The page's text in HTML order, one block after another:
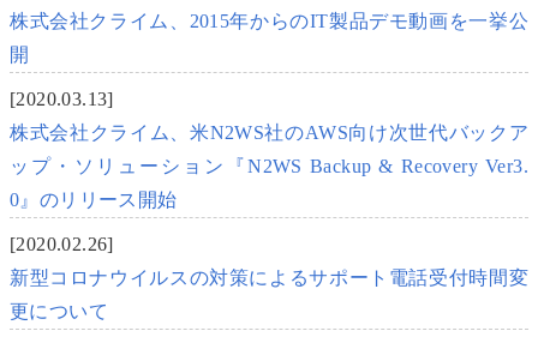
株式会社クライム、2015年からのIT製品デモ動画を一挙公
開
[2020.03.13]
株式会社クライム、米N2WS社のAWS向け次世代バックア
ップ・ソリューション『N2WS Backup & Recovery Ver3.
0』のリリース開始
[2020.02.26]
新型コロナウイルスの対策によるサポート電話受付時間変
更について